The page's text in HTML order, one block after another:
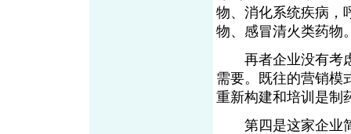
物、消化系统疾病，
物、感冒清火类药物
再者企业没有考虑
需要。既往的营销模
重新构建和培训是制
第四是这家企业简